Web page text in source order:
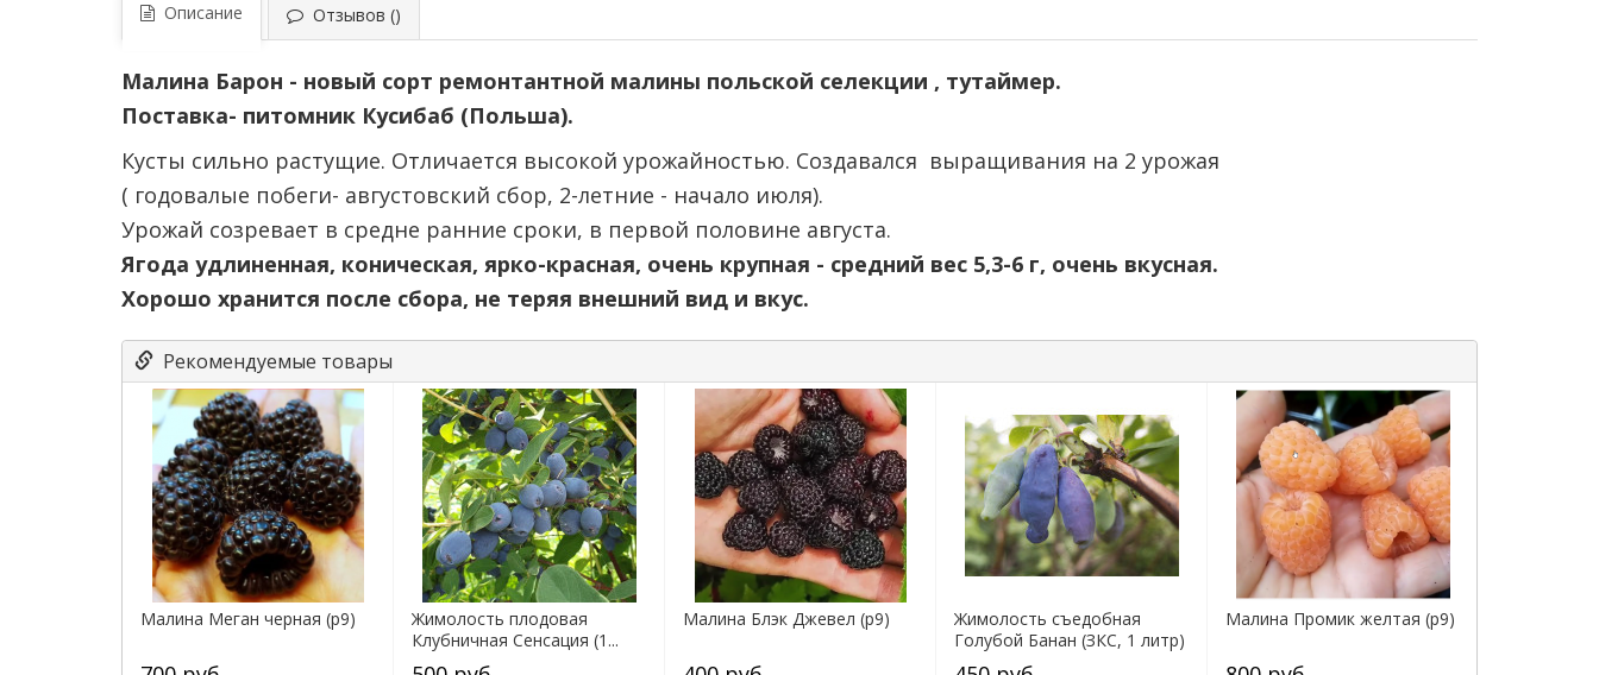
Описание Отзывов ()
Малина Барон - новый сорт ремонтантной малины польской селекции , тутаймер.
Поставка- питомник Кусибаб (Польша).
Кусты сильно растущие. Отличается высокой урожайностью. Создавался выращивания на 2 урожая
( годовалые побеги- августовский сбор, 2-летние - начало июля).
Урожай созревает в средне ранние сроки, в первой половине августа.
Ягода удлиненная, коническая, ярко-красная, очень крупная - средний вес 5,3-6 г, очень вкусная.
Хорошо хранится после сбора, не теряя внешний вид и вкус.
Рекомендуемые товары
Малина Меган черная (р9)
Жимолость плодовая
Клубничная Сенсация (1...
Малина Блэк Джевел (р9)
Жимолость съедобная
Голубой Банан (ЗКС, 1 литр)
Малина Промик желтая (р9)